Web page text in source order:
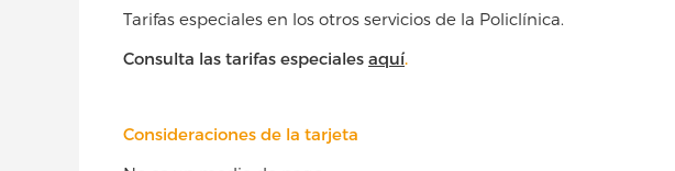
Tarifas especiales en los otros servicios de la Policlínica.
Consulta las tarifas especiales aquí
Consideraciones de la tarjeta